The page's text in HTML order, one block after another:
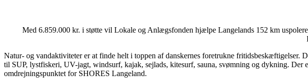
Med 6.859.000 kr. i støtte vil Lokale og Anlægsfonden hjælpe Langelands 152 km
Natur- og vandaktiviteter er at finde helt i toppen af danskernes foretrukne fritidsbeskæftigelser.
til SUP, lystfiskeri, UV-jagt, windsurf, kajak, sejlads, kitesurf, sauna, svømning og dykning. Der
omdrejningspunktet for SHORES Langeland.